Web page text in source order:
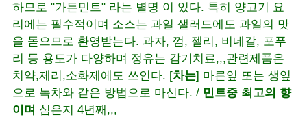
하므로 "가든민트" 라는 별명 이 있다. 특히 양고기 요
리에는 필수적이며 소스는 과일 샐러드에도 과일의 맛
을 돋으므로 환영받는다. 과자, 껌, 젤리, 비네갈, 포푸
리 등 용도가 다양하며 정유는 감기치료,,,관련제품은
치약,제리,소화제에도 쓰인다. [차는] 마른잎 또는 생잎
으로 녹차와 같은 방법으로 마신다. / 민트중 최고의 향
이며 심은지 4년째,,,